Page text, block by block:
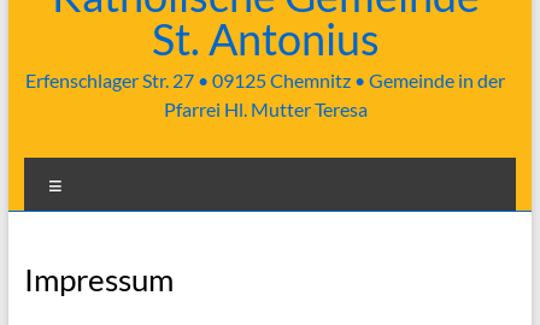
St. Antonius
Erfenschlager Str. 27 • 09125 Chemnitz • Gemeinde in der
Pfarrei Hl. Mutter Teresa
Impressum